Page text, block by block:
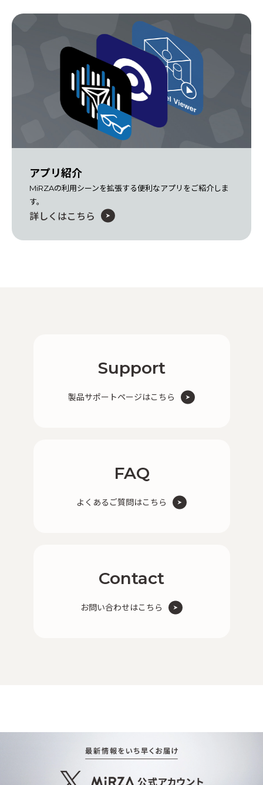
アプリ紹介
MiRZAの利用シーンを拡張する便利なアプリをご紹介しま
す。
詳しくはこちら
Support
製品サポートページはこちら
FAQ
よくあるご質問はこちら
Contact
お問い合わせはこちら